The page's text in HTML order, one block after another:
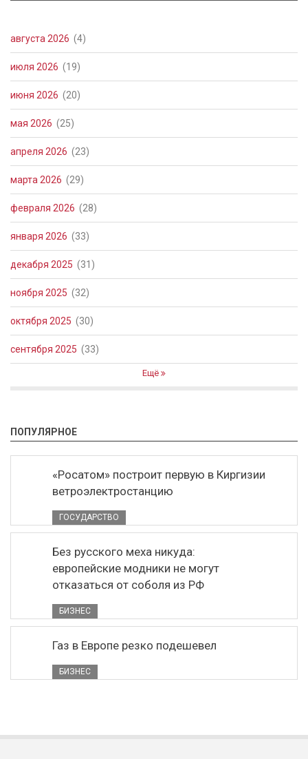
августа 2026 (4)
июля 2026 (19)
июня 2026 (20)
мая 2026 (25)
апреля 2026 (23)
марта 2026 (29)
февраля 2026 (28)
января 2026 (33)
декабря 2025 (31)
ноября 2025 (32)
октября 2025 (30)
сентября 2025 (33)
Ещё
ПОПУЛЯРНОЕ
«Росатом» построит первую в Киргизии
ветроэлектростанцию
ГОСУДАРСТВО
Без русского меха никуда:
европейские модники не могут
отказаться от соболя из РФ
БИЗНЕС
Газ в Европе резко подешевел
БИЗНЕС